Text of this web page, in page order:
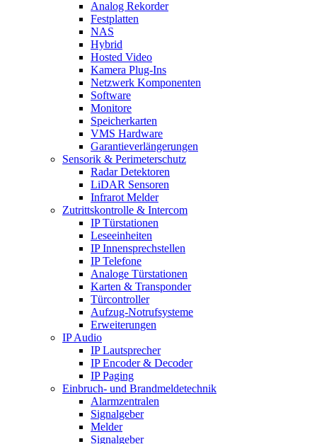
Analog Rekorder
Festplatten
NAS
Hybrid
Hosted Video
Kamera Plug-Ins
Netzwerk Komponenten
Software
Monitore
Speicherkarten
VMS Hardware
Garantieverlängerungen
Sensorik & Perimeterschutz
Radar Detektoren
LiDAR Sensoren
Infrarot Melder
Zutrittskontrolle & Intercom
IP Türstationen
Leseeinheiten
IP Innensprechstellen
IP Telefone
Analoge Türstationen
Karten & Transponder
Türcontroller
Aufzug-Notrufsysteme
Erweiterungen
IP Audio
IP Lautsprecher
IP Encoder & Decoder
IP Paging
Einbruch- und Brandmeldetechnik
Alarmzentralen
Signalgeber
Melder
Signalgeber